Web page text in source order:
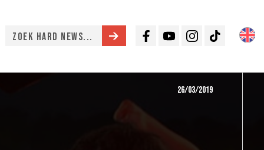
Facebook
YoutubeInstagramTikTok
26/03/2019